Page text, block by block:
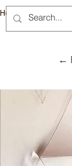
Hélène Lémery
←